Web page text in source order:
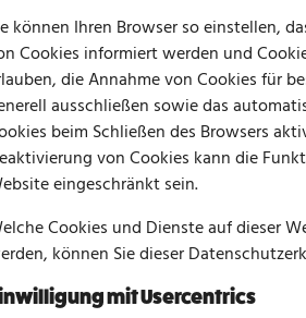
können Ihren Browser so einstellen,
Cookies informiert werden und
die Annahme von Cookies für
ausschließen sowie das
beim Schließen des Browsers
von Cookies kann die
eingeschränkt sein.
Cookies und Dienste auf dieser
können Sie dieser
mit Usercentrics